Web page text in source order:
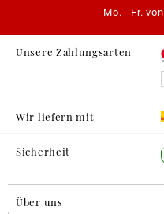
Mo. - Fr. von
Unsere Zahlungsarten
Wir liefern mit
Sicherheit
Über uns